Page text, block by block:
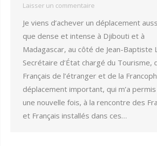
Laisser un commentaire
Je viens d’achever un déplacement
que dense et intense à Djibouti et à
Madagascar, au côté de Jean-Baptiste
Secrétaire d’État chargé du Tourisme,
Français de l’étranger et de la
déplacement important, qui m’a
une nouvelle fois, à la rencontre des
et Français installés dans ces…